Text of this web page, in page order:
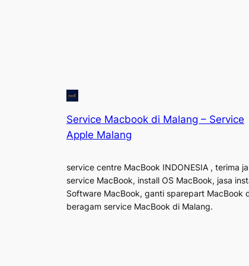
Service Macbook di Malang – Service
Apple Malang
service centre MacBook INDONESIA , terima
service MacBook, install OS MacBook, jasa
Software MacBook, ganti sparepart MacBook
beragam service MacBook di Malang.